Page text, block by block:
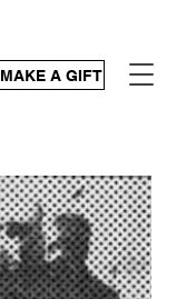
MAKE A GIFT